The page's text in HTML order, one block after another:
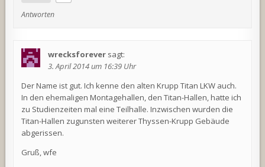
Antworten
wrecksforever sagt:
3. April 2014 um 16:39 Uhr
Der Name ist gut. Ich kenne den alten Krupp Titan LKW auch.
In den ehemaligen Montagehallen, den Titan-Hallen, hatte ich
zu Studienzeiten mal eine Teilhalle. Inzwischen wurden die
Titan-Hallen zugunsten weiterer Thyssen-Krupp Gebäude
abgerissen.
Gruß, wfe